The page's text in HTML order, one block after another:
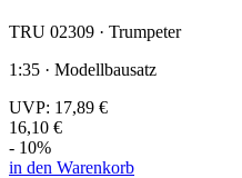
TRU 02309 · Trumpeter
1:35 · Modellbausatz
UVP: 17,89 €
16,10 €
- 10%
in den Warenkorb